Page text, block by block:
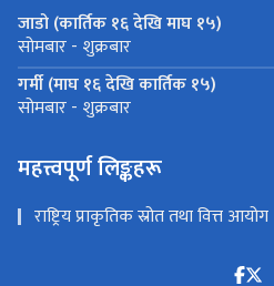
जाडो (कार्तिक १६ देखि माघ १५)
सोमबार - शुक्रबार
गर्मी (माघ १६ देखि कार्तिक १५)
सोमबार - शुक्रबार
महत्त्वपूर्ण लिङ्कहरू
राष्ट्रिय प्राकृतिक स्रोत तथा वित्त आयोग